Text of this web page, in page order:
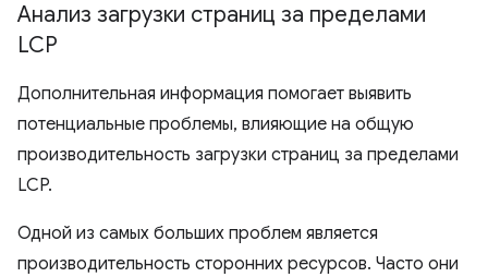
Анализ загрузки страниц за пределами
LCP
Дополнительная информация помогает выявить
потенциальные проблемы, влияющие на общую
производительность загрузки страниц за пределами
LCP.
Одной из самых больших проблем является
производительность сторонних ресурсов. Часто они